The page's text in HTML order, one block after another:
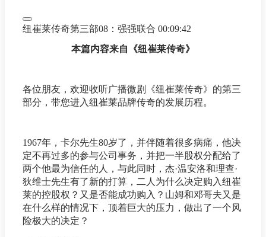
纽崔莱传奇第三部08：强强联合 00:09:42
本篇内容来自《纽崔莱传奇》
各位朋友，欢迎收听广播微剧《纽崔莱传奇》的第三
部分，带您进入纽崔莱品牌传奇的发展历程。
1967年，卡尔先生80岁了，并伴随着很多病痛，他决
定不再过多的参与公司事务，并把一半股权分配给了
两个他最为信任的人，与此同时，杰·温安洛和理查·
狄维士先生有了新的打算，二人为什么决定购入纽崔
莱的控股权？又是否能成功购入？山姆和邓哥夫又是
在什么样的情况下，顶着巨大的压力，做出了一个风
险极大的决定？